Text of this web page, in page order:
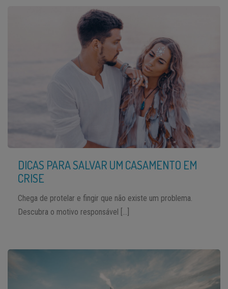
DICAS PARA SALVAR UM CASAMENTO EM
CRISE
Chega de protelar e fingir que não existe um problema.
Descubra o motivo responsável […]